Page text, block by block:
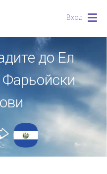
Вход
до Ел